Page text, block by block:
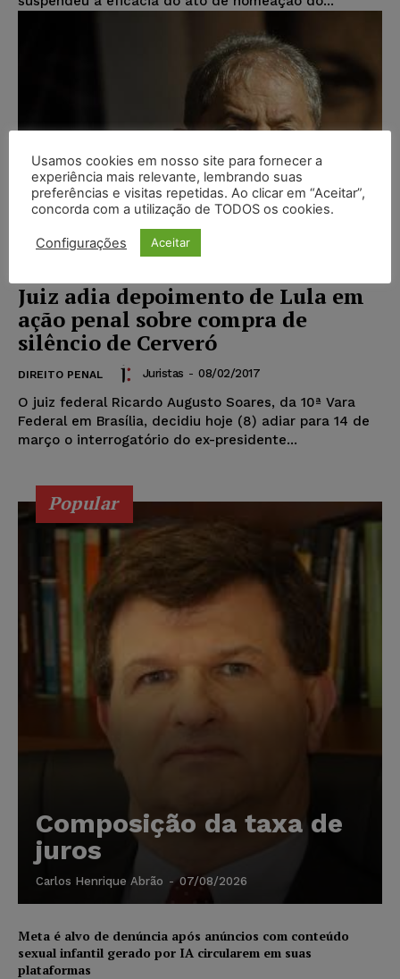
Juiz adia depoimento de Lula em
ação penal sobre compra de
silêncio de Cerveró
DIREITO PENAL Juristas - 08/02/2017
O juiz federal Ricardo Augusto Soares, da 10ª Vara
Federal em Brasília, decidiu hoje (8) adiar para 14 de
março o interrogatório do ex-presidente...
Popular
Composição da taxa de
juros
Carlos Henrique Abrão - 07/08/2026
Meta é alvo de denúncia após anúncios com conteúdo
sexual infantil gerado por IA circularem em suas
plataformas
Usamos cookies em nosso site para fornecer a
experiência mais relevante, lembrando suas
preferências e visitas repetidas. Ao clicar em “Aceitar”,
concorda com a utilização de TODOS os cookies.
Configurações Aceitar